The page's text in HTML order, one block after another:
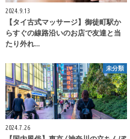
2024.9.13
【タイ古式マッサージ】御徒町駅か
らすぐの線路沿いのお店で友達と当
たり外れ…
未分類
2024.7.26